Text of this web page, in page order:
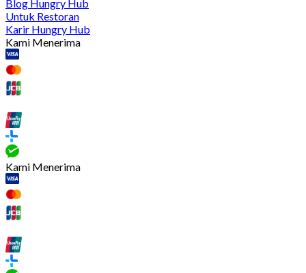
Blog Hungry Hub
Untuk Restoran
Karir Hungry Hub
Kami Menerima
Kami Menerima